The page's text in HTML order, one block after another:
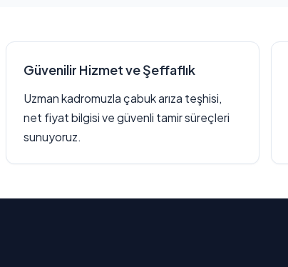
Güvenilir Hizmet ve Şeffaflık
Uzman kadromuzla çabuk arıza teşhisi,
net fiyat bilgisi ve güvenli tamir süreçleri
sunuyoruz.